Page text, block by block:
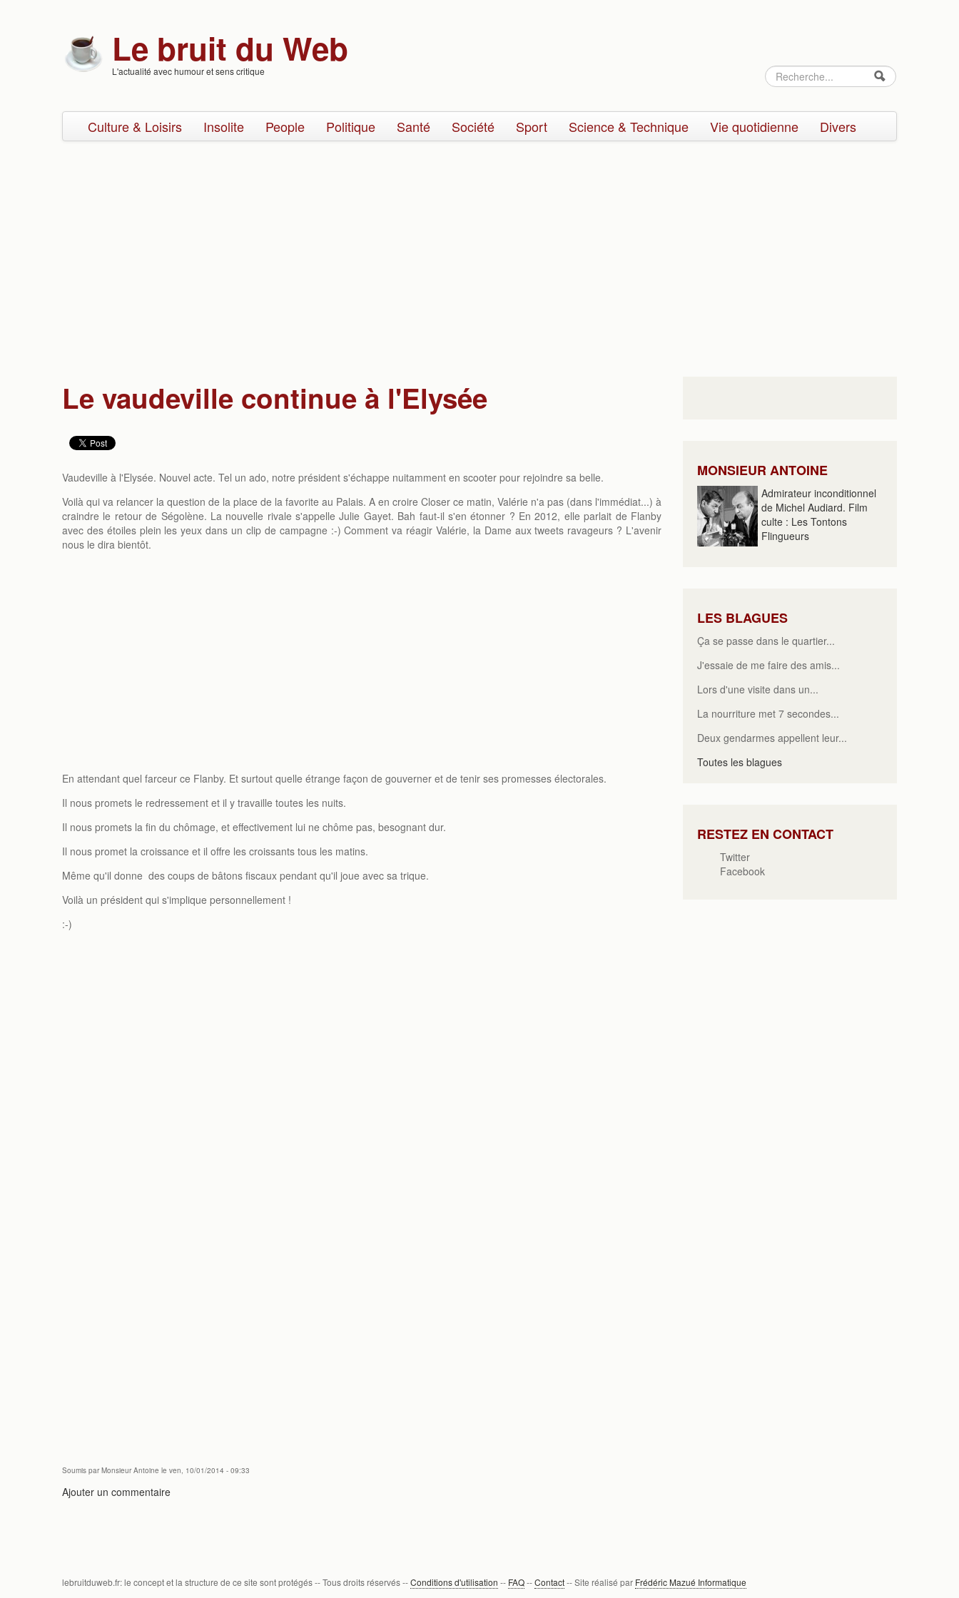
Le bruit du Web
L'actualité avec humour et sens critique
Formulaire
de
recherche
Rechercher
Culture & Loisirs Insolite People Politique Santé Société Sport Science & Technique Vie quotidienne Divers
Le vaudeville continue à l'Elysée
Vaudeville à l'Elysée. Nouvel acte. Tel un ado, notre président s'échappe nuitamment en scooter pour rejoindre sa belle.
Voilà qui va relancer la question de la place de la favorite au Palais. A en croire Closer ce matin, Valérie n'a pas (dans l'immédiat...) à
craindre le retour de Ségolène. La nouvelle rivale s'appelle Julie Gayet. Bah faut-il s'en étonner ? En 2012, elle parlait de Flanby
avec des étoiles plein les yeux dans un clip de campagne :-) Comment va réagir Valérie, la Dame aux tweets ravageurs ? L'avenir
nous le dira bientôt.
En attendant quel farceur ce Flanby. Et surtout quelle étrange façon de gouverner et de tenir ses promesses électorales.
Il nous promets le redressement et il y travaille toutes les nuits.
Il nous promets la fin du chômage, et effectivement lui ne chôme pas, besognant dur.
Il nous promet la croissance et il offre les croissants tous les matins.
Même qu'il donne des coups de bâtons fiscaux pendant qu'il joue avec sa trique.
Voilà un président qui s'implique personnellement !
:-)
Soumis parMonsieur Antoine le ven, 10/01/2014 - 09:33
Ajouter un commentaire
MONSIEUR ANTOINE
Admirateur inconditionnel
de Michel Audiard. Film
culte : Les Tontons
Flingueurs
LES BLAGUES
Ça se passe dans le quartier...
J'essaie de me faire des amis...
Lors d'une visite dans un...
La nourriture met 7 secondes...
Deux gendarmes appellent leur...
Toutes les blagues
RESTEZ EN CONTACT
Twitter
Facebook
lebruitduweb.fr: le concept et la structure de ce site sont protégés -- Tous droits réservés --Conditions d'utilisation -- FAQ--Contact-- Site réalisé par Frédéric Mazué Informatique